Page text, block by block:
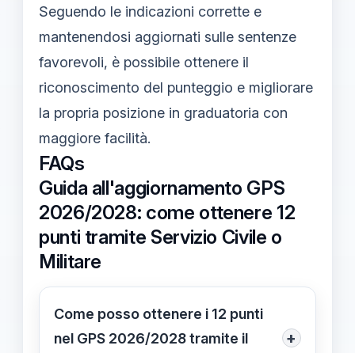
Seguendo le indicazioni corrette e
mantenendosi aggiornati sulle sentenze
favorevoli, è possibile ottenere il
riconoscimento del punteggio e migliorare
la propria posizione in graduatoria con
maggiore facilità.
FAQs
Guida all'aggiornamento GPS
2026/2028: come ottenere 12
punti tramite Servizio Civile o
Militare
Come posso ottenere i 12 punti
nel GPS 2026/2028 tramite il
+